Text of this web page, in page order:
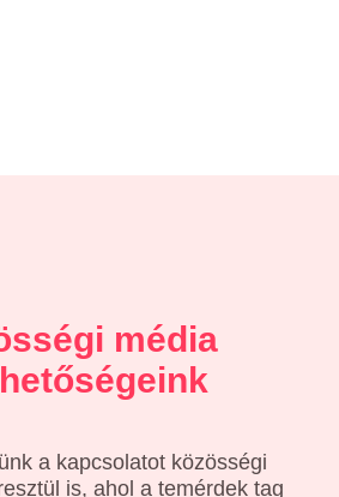
média
a kapcsolatot közösségi
is, ahol a temérdek tag